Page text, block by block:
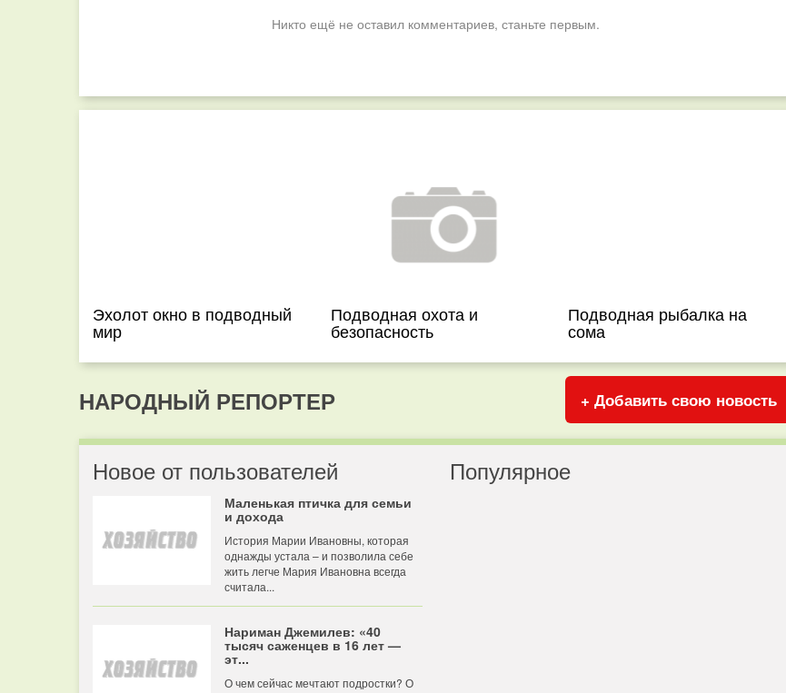
Никто ещё не оставил комментариев, станьте первым.
Эхолот окно в подводный
мир
Подводная охота и
безопасность
Подводная рыбалка на
сома
НАРОДНЫЙ РЕПОРТЕР + Добавить свою новость
Новое от пользователей
Маленькая птичка для семьи
и дохода
История Марии Ивановны, которая
однажды устала – и позволила себе
жить легче Мария Ивановна всегда
считала...
Нариман Джемилев: «40
тысяч саженцев в 16 лет —
эт...
О чем сейчас мечтают подростки? О
Популярное